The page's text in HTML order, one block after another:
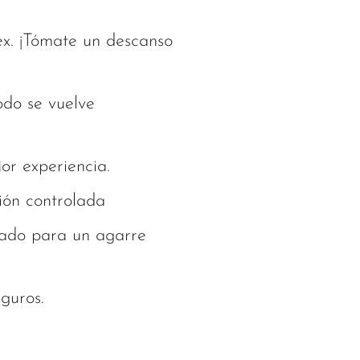
¡Tómate un descanso
se vuelve
experiencia.
controlada
para un agarre